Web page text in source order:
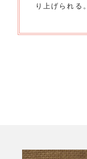
り上げられる。